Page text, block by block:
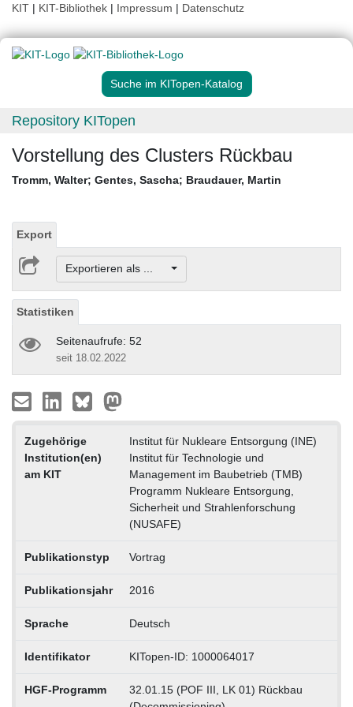
KIT | KIT-Bibliothek | Impressum | Datenschutz
Suche im KITopen-Katalog
Repository KITopen
Vorstellung des Clusters Rückbau
Tromm, Walter; Gentes, Sascha; Braudauer, Martin
Export
Exportieren als ...
Statistiken
Seitenaufrufe: 52
seit 18.02.2022
Zugehörige
Institution(en)
am KIT
Institut für Nukleare Entsorgung (INE)
Institut für Technologie und
Management im Baubetrieb (TMB)
Programm Nukleare Entsorgung,
Sicherheit und Strahlenforschung
(NUSAFE)
Publikationstyp Vortrag
Publikationsjahr 2016
Sprache Deutsch
Identifikator KITopen-ID: 1000064017
HGF-Programm
32.01.15 (POF III, LK 01) Rückbau